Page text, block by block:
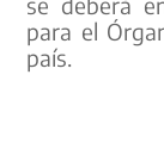
para el
país.